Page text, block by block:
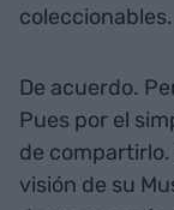
coleccionables.
De acuerdo.
Pues por el
de
visión de su